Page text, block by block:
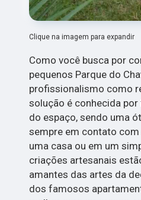
Clique na imagem para expandir
Como você busca por
pequenos Parque do
profissionalismo como
solução é conhecida
do espaço, sendo uma
sempre em contato com
uma casa ou em um
criações artesanais
amantes das artes da
dos famosos